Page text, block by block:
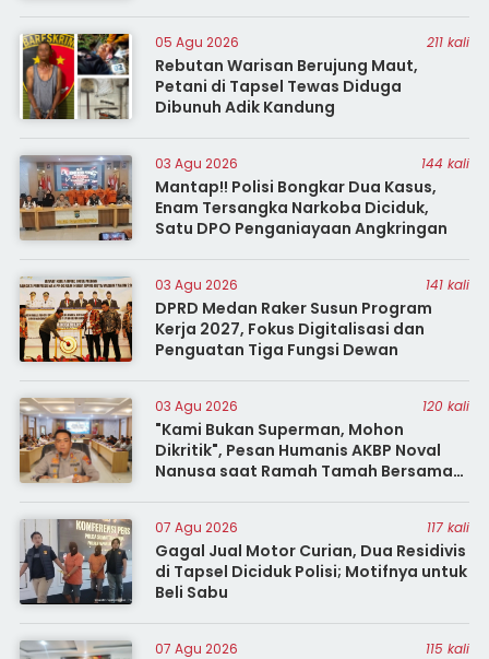
05 Agu 2026 211 kali
Rebutan Warisan Berujung Maut,
Petani di Tapsel Tewas Diduga
Dibunuh Adik Kandung
03 Agu 2026 144 kali
Mantap!! Polisi Bongkar Dua Kasus,
Enam Tersangka Narkoba Diciduk,
Satu DPO Penganiayaan Angkringan
03 Agu 2026 141 kali
DPRD Medan Raker Susun Program
Kerja 2027, Fokus Digitalisasi dan
Penguatan Tiga Fungsi Dewan
03 Agu 2026 120 kali
"Kami Bukan Superman, Mohon
Dikritik", Pesan Humanis AKBP Noval
Nanusa saat Ramah Tamah Bersama
07 Agu 2026 117 kali
Gagal Jual Motor Curian, Dua Residivis
di Tapsel Diciduk Polisi; Motifnya untuk
Beli Sabu
07 Agu 2026 115 kali